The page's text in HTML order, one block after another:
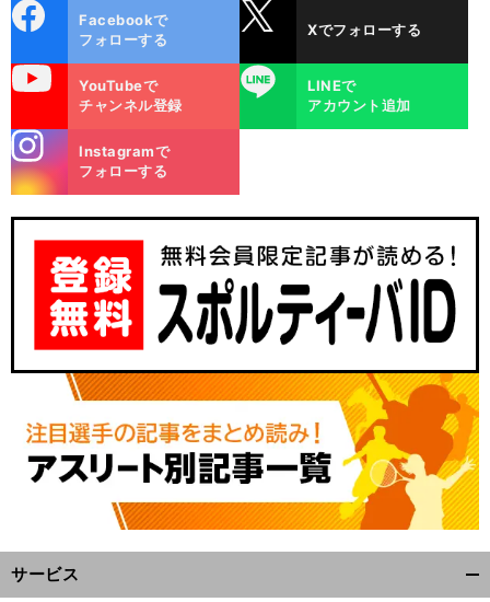
ok
Facebookで
フォローする
Xでフォローする
YouTubeで
チャンネル登録
LINE
LINEで
アカウント追加
m
Instagramで
フォローする
サービス